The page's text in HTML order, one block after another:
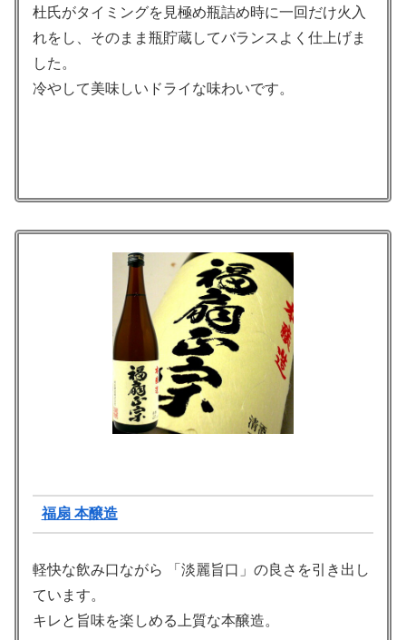
杜氏がタイミングを見極め瓶詰め時に一回だけ火入
れをし、そのまま瓶貯蔵してバランスよく仕上げま
した。
冷やして美味しいドライな味わいです。
福扇 本醸造
軽快な飲み口ながら 「淡麗旨口」の良さを引き出し
ています。
キレと旨味を楽しめる上質な本醸造。